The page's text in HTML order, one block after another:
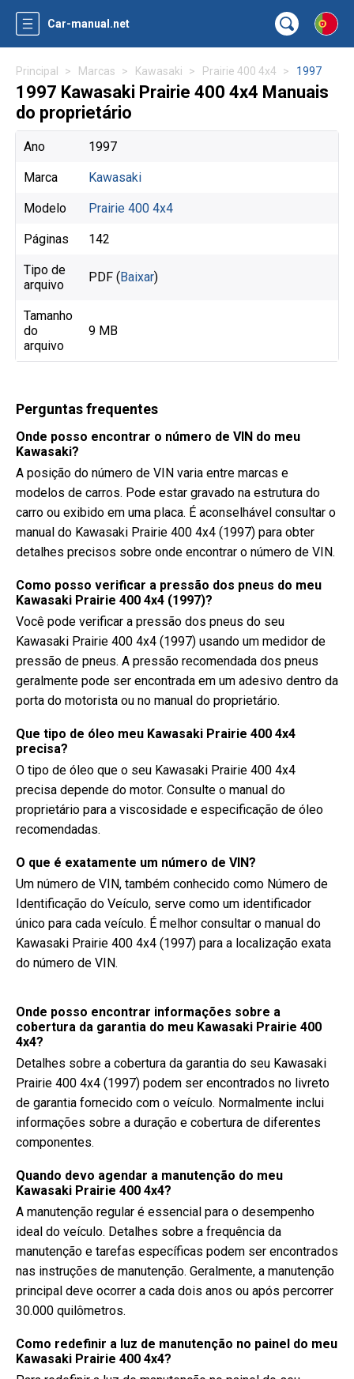
Car-manual.net
Principal Marcas Kawasaki Prairie 400 4x4 1997
1997 Kawasaki Prairie 400 4x4 Manuais
do proprietário
Ano 1997
Marca Kawasaki
Modelo Prairie 400 4x4
Páginas 142
Tipo de
arquivo
PDF (Baixar)
Tamanho
do
arquivo
9 MB
Perguntas frequentes
Onde posso encontrar o número de VIN do meu
Kawasaki?
A posição do número de VIN varia entre marcas e
modelos de carros. Pode estar gravado na estrutura do
carro ou exibido em uma placa. É aconselhável consultar o
manual do Kawasaki Prairie 400 4x4 (1997) para obter
detalhes precisos sobre onde encontrar o número de VIN.
Como posso verificar a pressão dos pneus do meu
Kawasaki Prairie 400 4x4 (1997)?
Você pode verificar a pressão dos pneus do seu
Kawasaki Prairie 400 4x4 (1997) usando um medidor de
pressão de pneus. A pressão recomendada dos pneus
geralmente pode ser encontrada em um adesivo dentro da
porta do motorista ou no manual do proprietário.
Que tipo de óleo meu Kawasaki Prairie 400 4x4
precisa?
O tipo de óleo que o seu Kawasaki Prairie 400 4x4
precisa depende do motor. Consulte o manual do
proprietário para a viscosidade e especificação de óleo
recomendadas.
O que é exatamente um número de VIN?
Um número de VIN, também conhecido como Número de
Identificação do Veículo, serve como um identificador
único para cada veículo. É melhor consultar o manual do
Kawasaki Prairie 400 4x4 (1997) para a localização exata
do número de VIN.
Onde posso encontrar informações sobre a
cobertura da garantia do meu Kawasaki Prairie 400
4x4?
Detalhes sobre a cobertura da garantia do seu Kawasaki
Prairie 400 4x4 (1997) podem ser encontrados no livreto
de garantia fornecido com o veículo. Normalmente inclui
informações sobre a duração e cobertura de diferentes
componentes.
Quando devo agendar a manutenção do meu
Kawasaki Prairie 400 4x4?
A manutenção regular é essencial para o desempenho
ideal do veículo. Detalhes sobre a frequência da
manutenção e tarefas específicas podem ser encontrados
nas instruções de manutenção. Geralmente, a manutenção
principal deve ocorrer a cada dois anos ou após percorrer
30.000 quilômetros.
Como redefinir a luz de manutenção no painel do meu
Kawasaki Prairie 400 4x4?